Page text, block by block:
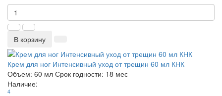
В корзину
Крем для ног Интенсивный уход от трещин 60 мл КНК
Объем: 60 мл Срок годности: 18 мес
Наличие:
4